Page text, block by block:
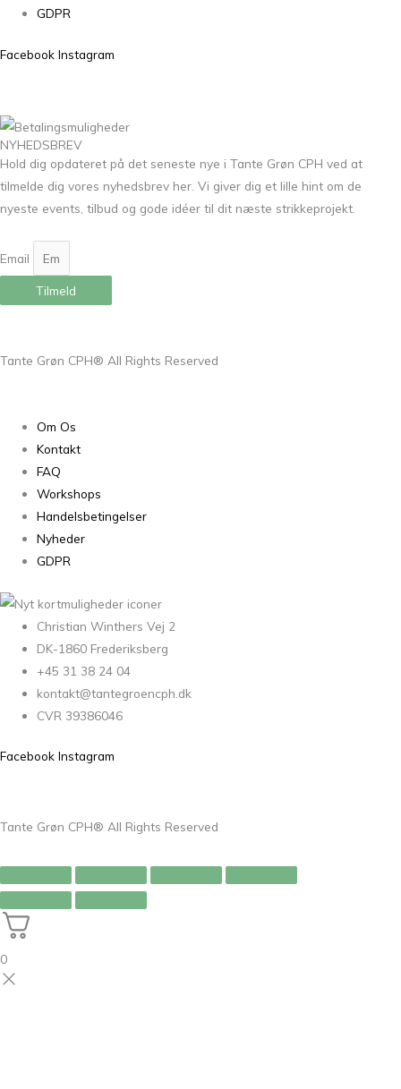
GDPR
Facebook Instagram
NYHEDSBREV
Hold dig opdateret på det seneste nye i Tante Grøn CPH ved at
tilmelde dig vores nyhedsbrev her. Vi giver dig et lille hint om de
nyeste events, tilbud og gode idéer til dit næste strikkeprojekt.
Email
Tilmeld
Tante Grøn CPH® All Rights Reserved
Om Os
Kontakt
FAQ
Workshops
Handelsbetingelser
Nyheder
GDPR
Christian Winthers Vej 2
DK-1860 Frederiksberg
+45 31 38 24 04
kontakt@tantegroencph.dk
CVR 39386046
Facebook Instagram
Tante Grøn CPH® All Rights Reserved
0